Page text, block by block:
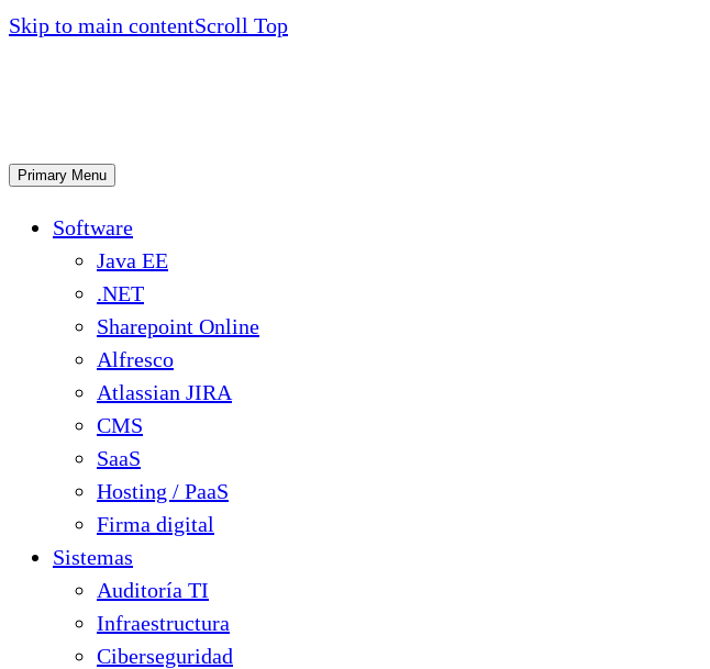
Skip to main contentScroll Top
Primary Menu
Software
Java EE
.NET
Sharepoint Online
Alfresco
Atlassian JIRA
CMS
SaaS
Hosting / PaaS
Firma digital
Sistemas
Auditoría TI
Infraestructura
Ciberseguridad